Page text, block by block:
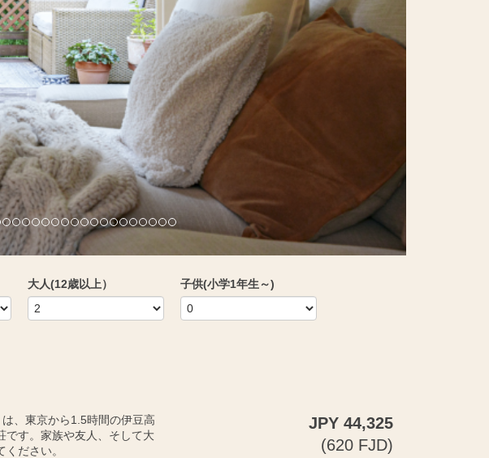
大人(12歳以上） 子供(小学1年生～)
、東京から1.5時間の伊豆高
です。家族や友人、そして大
ださい。
JPY 44,325
(620 FJD)